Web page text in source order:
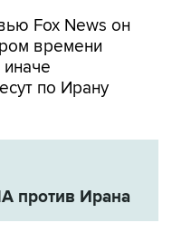
Fox News он
времени
по Ирану
против Ирана